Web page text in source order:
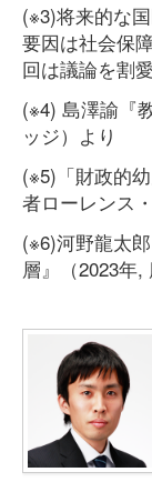
(※3)将来的な
要因は社会保
回は議論を割愛
(※4) 島澤諭『
ッジ）より
(※5)「財政的
者ローレンス
(※6)河野龍太
層』（2023年,